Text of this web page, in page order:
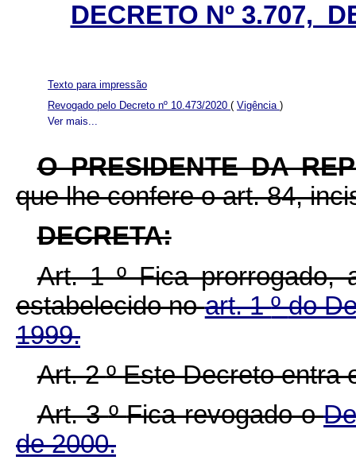
DECRETO Nº 3.707,
Ver mais...
Texto para impressão
Revogado pelo Decreto nº 10.473/2020 ( Vigência )
O PRESIDENTE DA
que lhe confere o art. 84,
DECRETA:
Art. 1ºFica prorrogado,
estabelecido noart. 1ºdo
1999.
Art. 2ºEste Decreto entra
Art. 3ºFica revogado o
de 2000.